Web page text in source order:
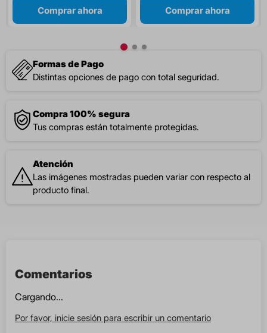
Comprar ahora Comprar ahora
Formas de Pago
Distintas opciones de pago con total seguridad.
Compra 100% segura
Tus compras están totalmente protegidas.
Atención
Las imágenes mostradas pueden variar con respecto al
producto final.
Comentarios
Cargando...
Por favor, inicie sesión para escribir un comentario